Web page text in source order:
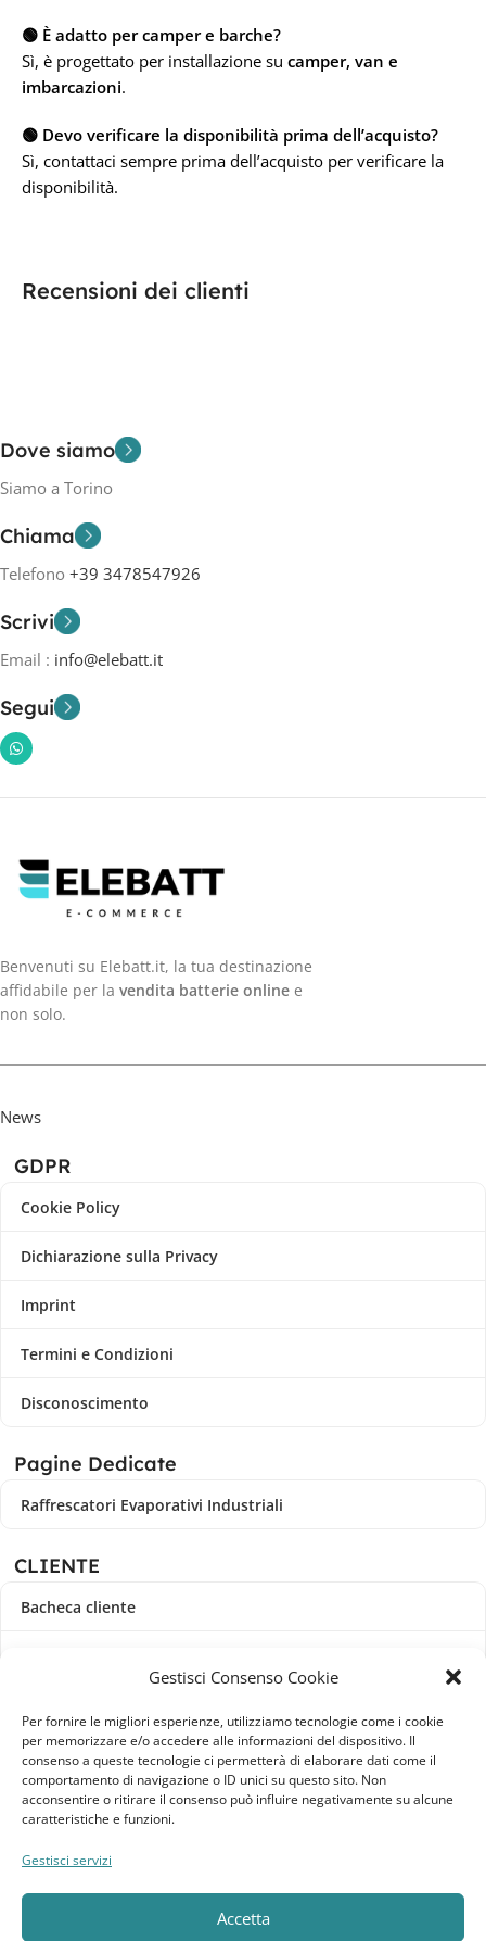
Gestisci Consenso Cookie
Per fornire le migliori esperienze, utilizziamo tecnologie come i cookie
per memorizzare e/o accedere alle informazioni del dispositivo. Il
consenso a queste tecnologie ci permetterà di elaborare dati come il
comportamento di navigazione o ID unici su questo sito. Non
acconsentire o ritirare il consenso può influire negativamente su alcune
caratteristiche e funzioni.
Gestisci servizi
Accetta
🟢 È adatto per camper e barche?
Sì, è progettato per installazione su camper, van e
imbarcazioni.
🟢 Devo verificare la disponibilità prima dell’acquisto?
Sì, contattaci sempre prima dell’acquisto per verificare la
disponibilità.
Recensioni dei clienti
Dove siamo
Siamo a Torino
Chiama
Telefono +39 3478547926
Scrivi
Email : info@elebatt.it
Segui
Benvenuti su Elebatt.it, la tua destinazione
affidabile per la vendita batterie online e
non solo.
News
GDPR
Cookie Policy
Dichiarazione sulla Privacy
Imprint
Termini e Condizioni
Disconoscimento
Pagine Dedicate
Raffrescatori Evaporativi Industriali
CLIENTE
Bacheca cliente
Indirizzi
Metodi di pagamento
Dettagli account
Lista dei desideri